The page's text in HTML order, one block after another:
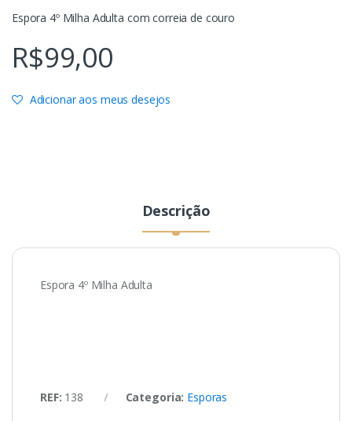
Espora 4º Milha Adulta com correia de couro
R$99,00
Adicionar aos meus desejos
Descrição
Espora 4º Milha Adulta
REF: 138 Categoria: Esporas